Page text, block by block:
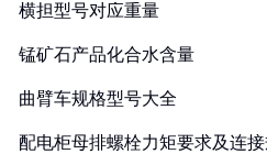
横担型号对应重量
锰矿石产品化合水含量
曲臂车规格型号大全
配电柜母排螺栓力矩要求及连